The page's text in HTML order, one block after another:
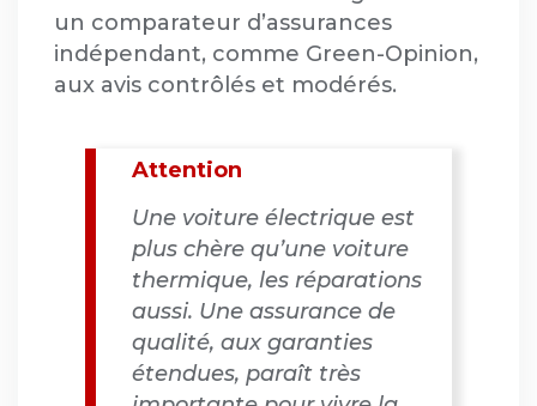
un comparateur d’assurances
indépendant, comme Green-Opinion,
aux avis contrôlés et modérés.
Attention
Une voiture électrique est
plus chère qu’une voiture
thermique, les réparations
aussi. Une assurance de
qualité, aux garanties
étendues, paraît très